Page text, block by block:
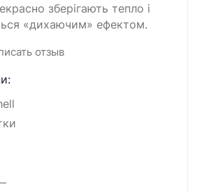
зберігають тепло і
«дихаючим» ефектом.
отзыв